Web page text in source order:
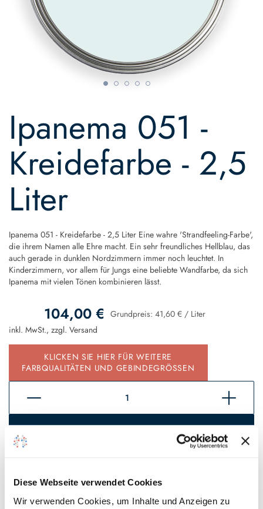
Diese Webseite verwendet Cookies
Wir verwenden Cookies, um Inhalte und Anzeigen zu
Ipanema 051 -
Kreidefarbe - 2,5
Liter
Ipanema 051 - Kreidefarbe - 2,5 Liter Eine wahre 'Strandfeeling-Farbe',
die ihrem Namen alle Ehre macht. Ein sehr freundliches Hellblau, das
auch gerade in dunklen Nordzimmern immer noch leuchtet. In
Kinderzimmern, vor allem für Jungs eine beliebte Wandfarbe, da sich
Ipanema mit vielen Tönen kombinieren lässt.
104,00 € Grundpreis: 41,60 € / Liter
inkl. MwSt., zzgl. Versand
KLICKEN SIE HIER FÜR WEITERE
FARBQUALITÄTEN UND GEBINDEGRÖSSEN
Auf den Wunschzettel
beginning
the
images